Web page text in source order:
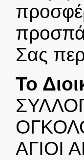
Σας
Το
ΑΓΙΟΙ